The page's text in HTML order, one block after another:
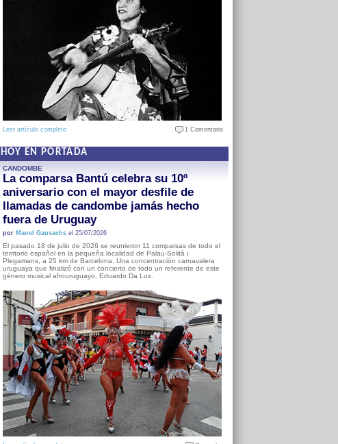
Leer artículo completo 1 Comentario
HOY EN PORTADA
CANDOMBE
La comparsa Bantú celebra su 10º
aniversario con el mayor desfile de
llamadas de candombe jamás hecho
fuera de Uruguay
por Manel Gausachsel 25/07/2026
El pasado 18 de julio de 2026 se reunieron 11 comparsas de todo el
territorio español en la pequeña localidad de Palau-Solità i
Plegamans, a 25 km de Barcelona. Una concentración carnavalera
uruguaya que finalizó con un concierto de todo un referente de este
género musical afrouruguayo, Eduardo Da Luz.